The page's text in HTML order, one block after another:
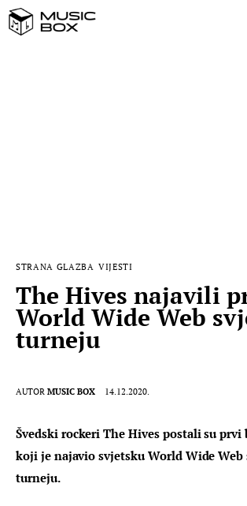
MUSIC BOX
STRANA GLAZBA VIJESTI
The Hives najavili
World Wide Web
turneju
AUTOR MUSIC BOX 14.12.2020.
Švedski rockeri The Hives postali su prvi
koji je najavio svjetsku World Wide Web
turneju.